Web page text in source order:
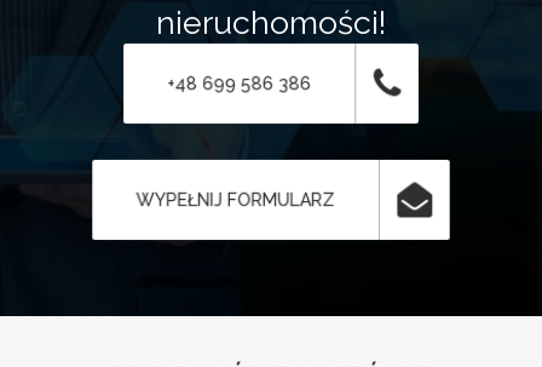
nieruchomości!
+48 699 586 386
WYPEŁNIJ FORMULARZ